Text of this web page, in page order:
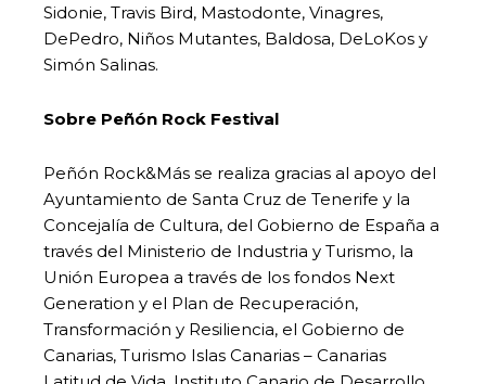
Sidonie, Travis Bird, Mastodonte, Vinagres,
DePedro, Niños Mutantes, Baldosa, DeLoKos y
Simón Salinas.
Sobre Peñón Rock Festival
Peñón Rock&Más se realiza gracias al apoyo del
Ayuntamiento de Santa Cruz de Tenerife y la
Concejalía de Cultura, del Gobierno de España a
través del Ministerio de Industria y Turismo, la
Unión Europea a través de los fondos Next
Generation y el Plan de Recuperación,
Transformación y Resiliencia, el Gobierno de
Canarias, Turismo Islas Canarias – Canarias